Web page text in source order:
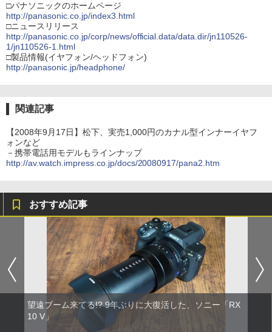
□パナソニックのホームページ
http://panasonic.co.jp/index3.html
□ニュースリリース
http://panasonic.co.jp/corp/news/official.data/data.dir/jn110526-
1/jn110526-1.html
□製品情報(イヤフォン/ヘッドフォン)
http://panasonic.jp/headphone/
関連記事
【2008年9月17日】松下、実売1,000円のカナル型インナーイヤフ
ォンなど
－携帯電話用モデルもラインナップ
http://av.watch.impress.co.jp/docs/20080917/pana2.htm
おすすめ記事
望遠ブーム来てる!? 9年ぶりに大復活した、ソニー「RX
10 V」